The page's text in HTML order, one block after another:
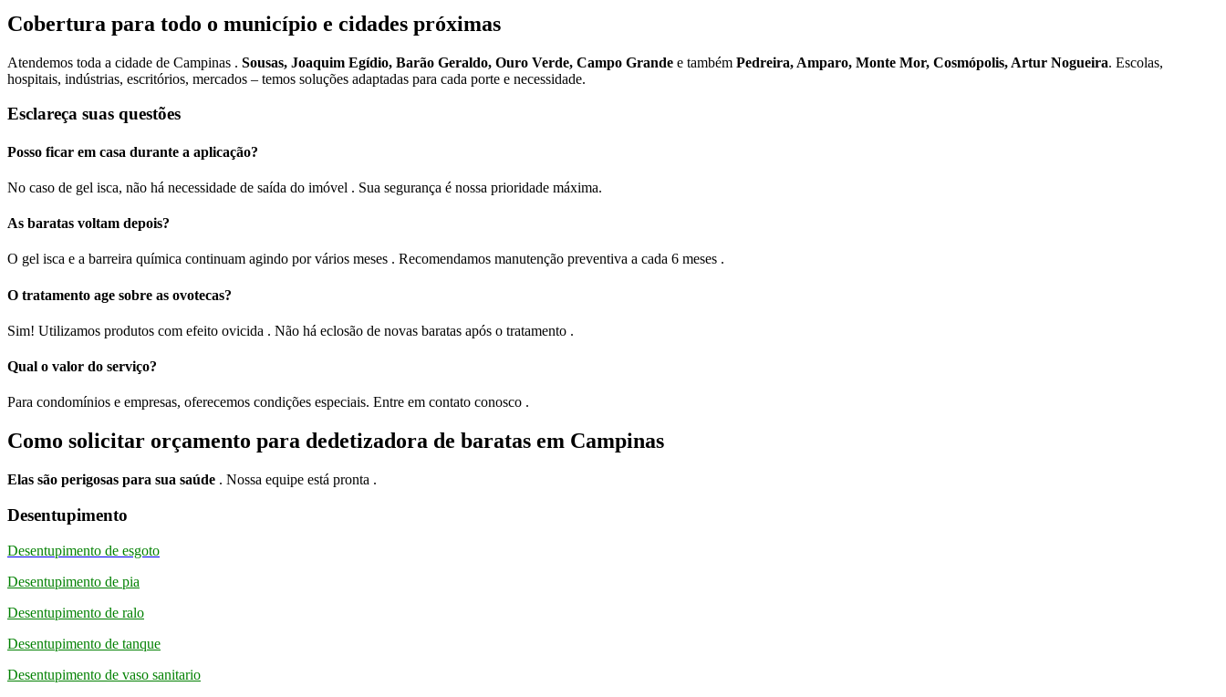
Cobertura para todo o município e cidades próximas
Atendemos toda a cidade de Campinas . Sousas, Joaquim Egídio, Barão Geraldo, Ouro Verde, Campo Grande e também Pedreira, Amparo, Monte Mor, Cosmópolis, Artur Nogueira. Escolas,
hospitais, indústrias, escritórios, mercados – temos soluções adaptadas para cada porte e necessidade.
Esclareça suas questões
Posso ficar em casa durante a aplicação?
No caso de gel isca, não há necessidade de saída do imóvel . Sua segurança é nossa prioridade máxima.
As baratas voltam depois?
O gel isca e a barreira química continuam agindo por vários meses . Recomendamos manutenção preventiva a cada 6 meses .
O tratamento age sobre as ovotecas?
Sim! Utilizamos produtos com efeito ovicida . Não há eclosão de novas baratas após o tratamento .
Qual o valor do serviço?
Para condomínios e empresas, oferecemos condições especiais. Entre em contato conosco .
Como solicitar orçamento para dedetizadora de baratas em Campinas
Elas são perigosas para sua saúde . Nossa equipe está pronta .
Desentupimento
Desentupimento de esgoto
Desentupimento de pia
Desentupimento de ralo
Desentupimento de tanque
Desentupimento de vaso sanitario